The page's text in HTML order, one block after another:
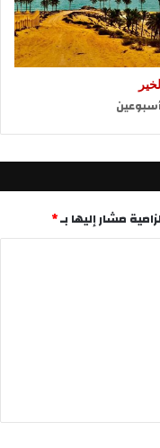
مشار إليها بـ*